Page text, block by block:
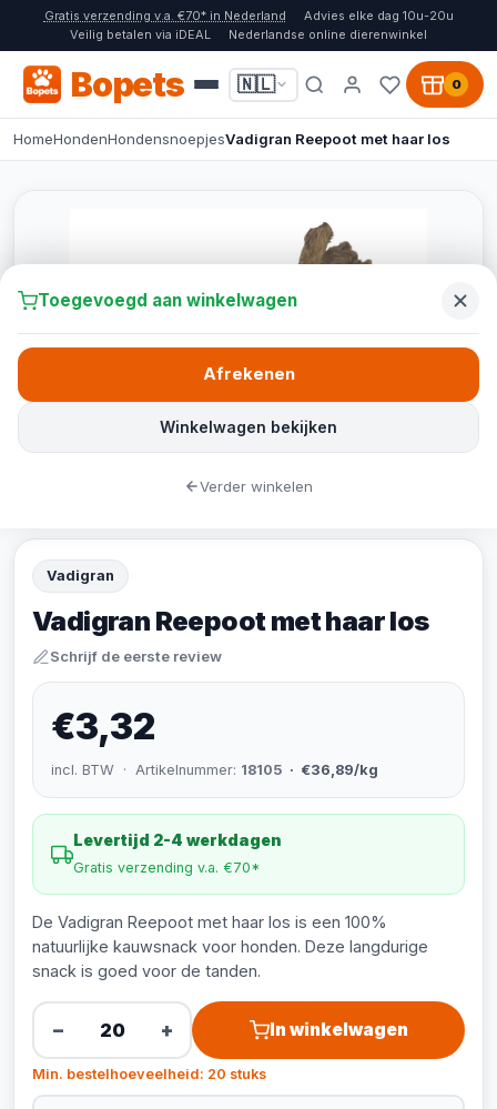
Gratis verzending v.a. €70* in Nederland
Advies elke dag 10u-20u
Veilig betalen via iDEAL
Nederlandse online dierenwinkel
Bopets 🇳🇱 0
HomeHondenHondensnoepjesVadigran Reepoot met haar los
Vadigran
Vadigran Reepoot met haar los
Schrijf de eerste review
€3,32
incl. BTW · Artikelnummer: 18105 · €36,89/kg
Levertijd 2-4 werkdagen
Gratis verzending v.a. €70*
De Vadigran Reepoot met haar los is een 100%
natuurlijke kauwsnack voor honden. Deze langdurige
snack is goed voor de tanden.
− + In winkelwagen
Min. bestelhoeveelheid: 20 stuks
Toegevoegd aan winkelwagen
Winkelwagen bekijken
Afrekenen
Verder winkelen